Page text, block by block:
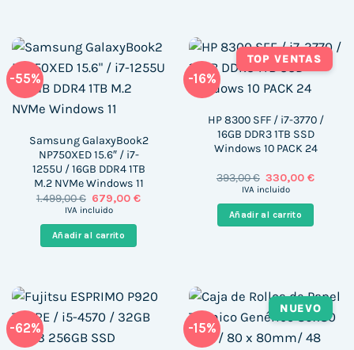
-55%
Samsung GalaxyBook2
NP750XED 15.6″ / i7-
1255U / 16GB DDR4 1TB
M.2 NVMe Windows 11
1.499,00€ El
precio
era:
1.499,00 €.
679,00€El
IVA incluido
Añadir al carrito
-16%
TOP VENTAS
HP 8300 SFF / i7-3770 /
16GB DDR3 1TB SSD
Windows 10 PACK 24
393,00€ El
precio
era:
393,00 €.
330,00€El
IVA incluido
Añadir al carrito
-62% -15%
NUEVO